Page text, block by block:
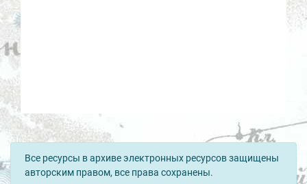
Все ресурсы в архиве электронных ресурсов защищены
авторским правом, все права сохранены.